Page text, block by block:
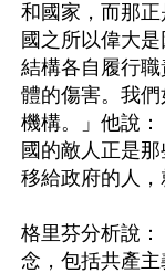
和國家，而那
國之所以偉大
結構各自履行
體的傷害。我
機構。」他說
國的敵人正是
移給政府的人，
格里芬分析說
念，包括共產